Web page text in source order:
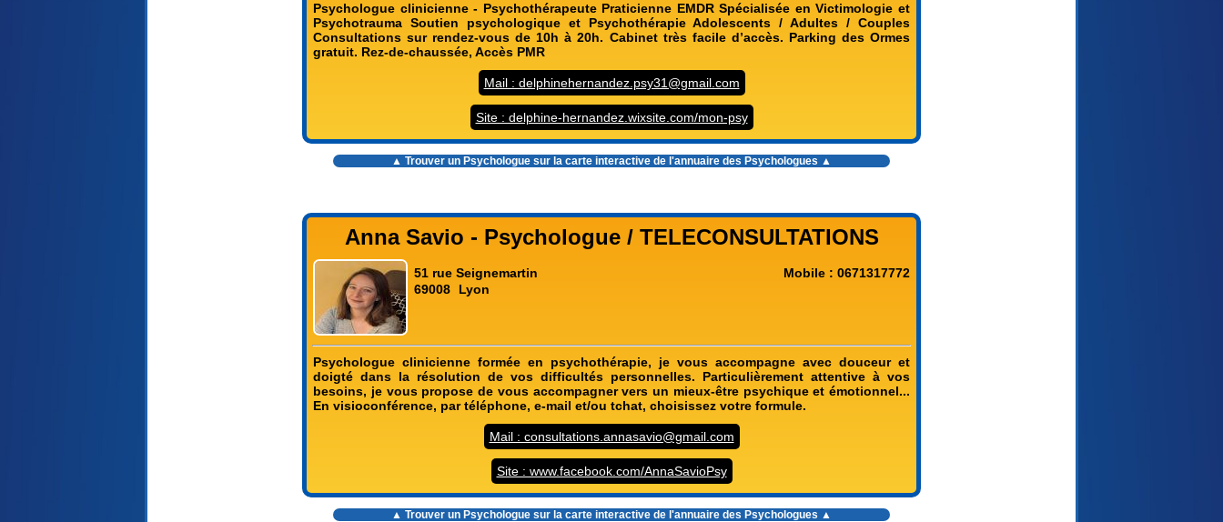
Psychologue clinicienne - Psychothérapeute Praticienne EMDR Spécialisée en Victimologie et
Psychotrauma Soutien psychologique et Psychothérapie Adolescents / Adultes / Couples
Consultations sur rendez-vous de 10h à 20h. Cabinet très facile d’accès. Parking des Ormes
gratuit. Rez-de-chaussée, Accès PMR
Mail : delphinehernandez.psy31@gmail.com
Site : delphine-hernandez.wixsite.com/mon-psy
▲ Trouver un Psychologue sur la carte interactive de l'annuaire des Psychologues ▲
Anna Savio - Psychologue / TELECONSULTATIONS
51 rue Seignemartin
69008
Lyon
Mobile : 0671317772
Psychologue clinicienne formée en psychothérapie, je vous accompagne avec douceur et
doigté dans la résolution de vos difficultés personnelles. Particulièrement attentive à vos
besoins, je vous propose de vous accompagner vers un mieux-être psychique et émotionnel...
En visioconférence, par téléphone, e-mail et/ou tchat, choisissez votre formule.
Mail : consultations.annasavio@gmail.com
Site : www.facebook.com/AnnaSavioPsy
▲ Trouver un Psychologue sur la carte interactive de l'annuaire des Psychologues ▲